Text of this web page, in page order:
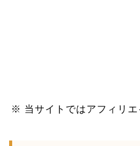
※ 当サイトではアフィリ